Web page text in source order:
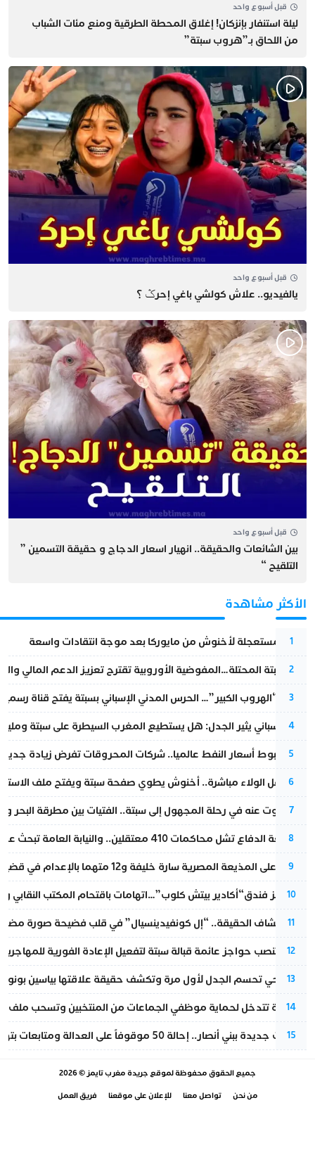
قبل أسبوع واحد
​ليلة استنفار بإنزكان! إغلاق المحطة الطرقية ومنع مئات الشباب
من اللحاق بـ”هروب سبتة”
قبل أسبوع واحد
يالفيديو.. علاش كولشي باغي إحرݣ ؟
قبل أسبوع واحد
بين الشائعات والحقيقة.. انهيار اسعار الدجاج و حقيقة التسمين ”
التلقيح “
الأكثر مشاهدة
1
عودة مستعجلة لأخنوش من مايوركا بعد موجة انتقادات واسعة
2
أزمة سبتة المحتلة…المفوضية الأوروبية تقترح تعزيز الدعم المالي
3
عملية “الهروب الكبير”… الحرس المدني الإسباني بسبتة يفتح قناة
4
تقرير إسباني يثير الجدل: هل يستطيع المغرب السيطرة على سبتة
5
رغم هبوط أسعار النفط عالميا.. شركات المحروقات تفرض زيادة
6
بعد حفل الولاء مباشرة.. أخنوش يطوي صفحة سبتة ويفتح ملف
7
المسكوت عنه في رحلة المجهول إلى سبتة.. الفتيات بين مطرقة البحر
8
مقاطعة الدفاع تشل محاكمات 410 معتقلين.. والنيابة العامة تبحث عن حل قانوني
9
الحكم على المذيعة المصرية سارة خليفة و12 متهما بالإعدام في قضية هزت بلاد الفراعنة
10
أزمة تهز فندق“أكادير بيتش كلوب”…اتهامات باقتحام المكتب النقابي
11
بعد انكشاف الحقيقة.. “إل كونفيدينسيال” في قلب فضيحة صورة
12
إسبانيا تنصب حواجز عائمة قبالة سبتة لتفعيل الإعادة الفورية للمهاجرين
13
نورا فتحي تحسم الجدل لأول مرة وتكشف حقيقة علاقتها بياسين بونو
14
الداخلية تتدخل لحماية موظفي الجماعات من المنتخبين وتسحب ملف
15
تطورات جديدة ببني أنصار.. إحالة 50 موقوفاً على العدالة ومتابعات بتهم ثقيلة
جميع الحقوق محفوظة لموقع جريدة مغرب تايمز © 2026
من نحن تواصل معنا للإعلان على موقعنا فريق العمل